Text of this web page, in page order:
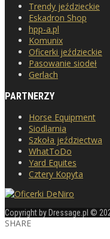
Trendy jeździeckie
Eskadron Shop
hpp-a.pl
Komunix
Oficerki jeździeckie
Pasowanie siodeł
Gerlach
PARTNERZY
Horse Equipment
Siodlarnia
Szkoła jeździectwa
WhatToDo
Yard Equites
Cztery Kopyta
Copyright by Dressage.pl ©
SHARE